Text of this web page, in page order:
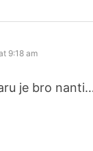
9:18 am
je bro